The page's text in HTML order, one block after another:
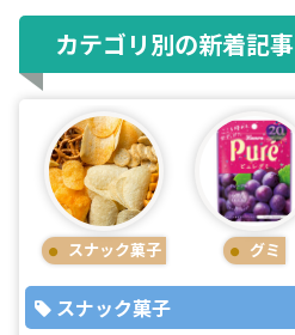
カテゴリ別の新着記事
スナック菓子 グミ
スナック菓子